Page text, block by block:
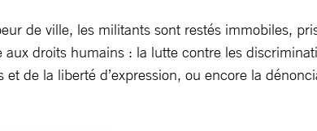
de ville, les militants sont restés immobiles,
droits humains : la lutte contre les
de la liberté d’expression, ou encore la